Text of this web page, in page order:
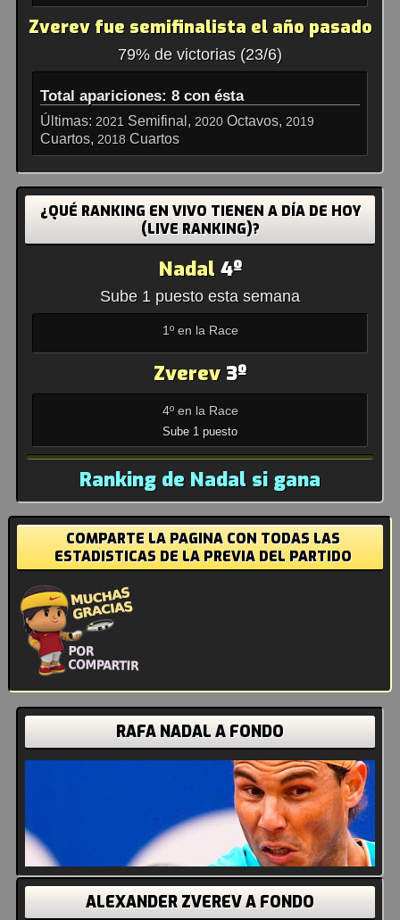
Zverev fue semifinalista el año pasado
79% de victorias (23/6)
Total apariciones: 8 con ésta
Últimas: 2021 Semifinal, 2020Octavos, 2019
Cuartos, 2018 Cuartos
¿QUÉ RANKING EN VIVO TIENEN A DÍA DE HOY
(LIVE RANKING)?
Nadal 4º
Sube 1 puesto esta semana
1º en la Race
Zverev 3º
4º en la Race
Sube 1 puesto
Ranking de Nadal si gana
COMPARTE LA PAGINA CON TODAS LAS
ESTADISTICAS DE LA PREVIA DEL PARTIDO
RAFA NADAL A FONDO
ALEXANDER ZVEREV A FONDO